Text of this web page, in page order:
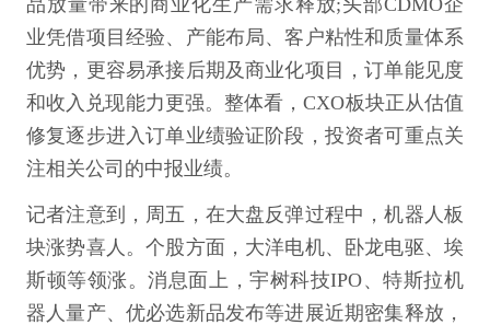
品放量带来的商业化生产需求释放;头部CDMO企
业凭借项目经验、产能布局、客户粘性和质量体系
优势，更容易承接后期及商业化项目，订单能见度
和收入兑现能力更强。整体看，CXO板块正从估值
修复逐步进入订单业绩验证阶段，投资者可重点关
注相关公司的中报业绩。
记者注意到，周五，在大盘反弹过程中，机器人板
块涨势喜人。个股方面，大洋电机、卧龙电驱、埃
斯顿等领涨。消息面上，宇树科技IPO、特斯拉机
器人量产、优必选新品发布等进展近期密集释放，